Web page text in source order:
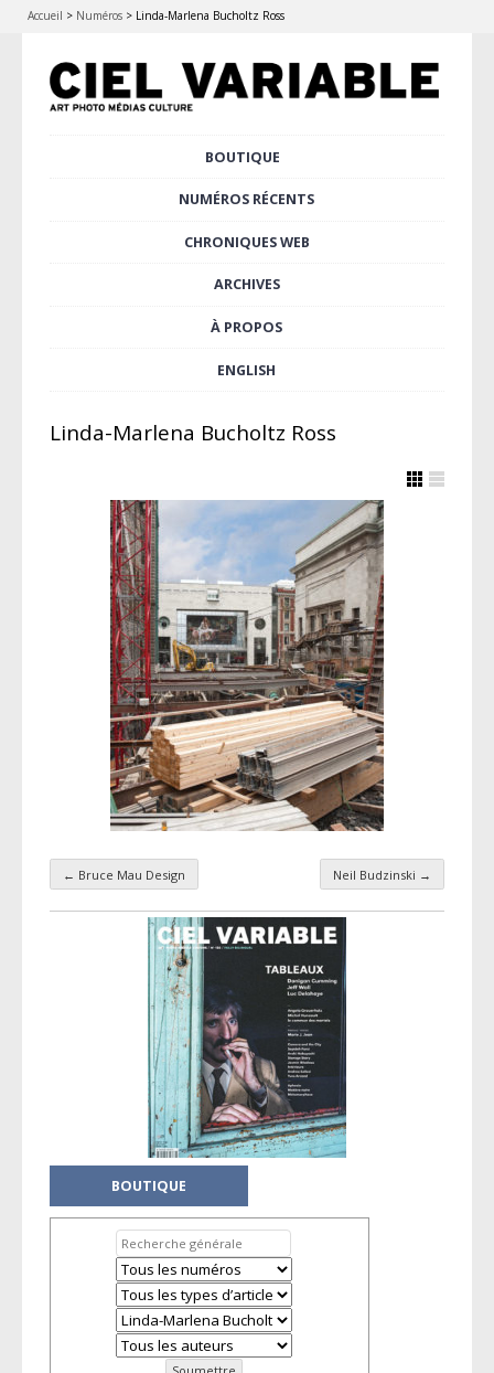
Accueil > Numéros > Linda-Marlena Bucholtz Ross
BOUTIQUE
NUMÉROS RÉCENTS
CHRONIQUES WEB
ARCHIVES
À PROPOS
ENGLISH
Linda-Marlena Bucholtz Ross
Navigation par taxonomie
← Bruce Mau Design Neil Budzinski →
BOUTIQUE